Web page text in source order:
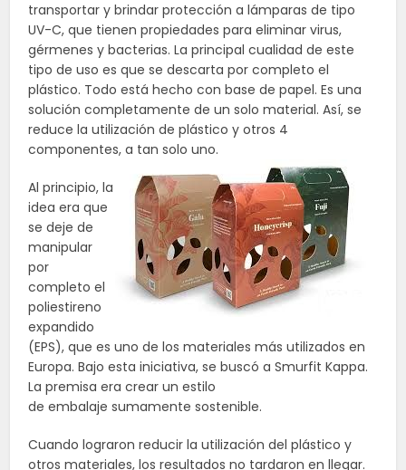
transportar y brindar protección a lámparas de tipo
UV-C, que tienen propiedades para eliminar virus,
gérmenes y bacterias. La principal cualidad de este
tipo de uso es que se descarta por completo el
plástico. Todo está hecho con base de papel. Es una
solución completamente de un solo material. Así, se
reduce la utilización de plástico y otros 4
componentes, a tan solo uno.
Al principio, la
idea era que
se deje de
manipular
por
completo el
poliestireno
expandido
(EPS), que es uno de los materiales más utilizados en
Europa. Bajo esta iniciativa, se buscó a Smurfit Kappa.
La premisa era crear un estilo
deembalaje sumamente sostenible.
Cuando lograron reducir la utilización del plástico y
otros materiales, los resultados no tardaron en llegar.